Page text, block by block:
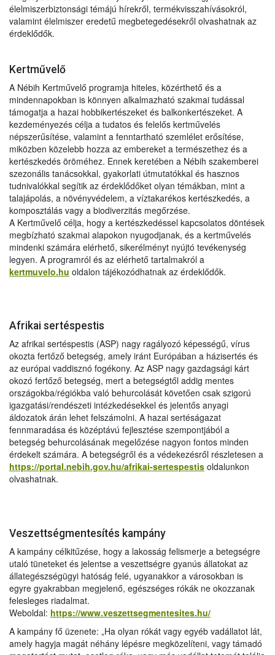
élelmiszerbiztonsági témájú hírekről, termékvisszahívásokról,
valamint élelmiszer eredetű megbetegedésekről olvashatnak az
érdeklődők.
Kertművelő
A Nébih Kertművelő programja hiteles, közérthető és a
mindennapokban is könnyen alkalmazható szakmai tudással
támogatja a hazai hobbikertészeket és balkonkertészeket. A
kezdeményezés célja a tudatos és felelős kertművelés
népszerűsítése, valamint a fenntartható szemlélet erősítése,
miközben közelebb hozza az embereket a természethez és a
kertészkedés öröméhez. Ennek keretében a Nébih szakemberei
szezonális tanácsokkal, gyakorlati útmutatókkal és hasznos
tudnivalókkal segítik az érdeklődőket olyan témákban, mint a
talajápolás, a növényvédelem, a víztakarékos kertészkedés, a
komposztálás vagy a biodiverzitás megőrzése.
A Kertművelő célja, hogy a kertészkedéssel kapcsolatos döntések
megbízható szakmai alapokon nyugodjanak, és a kertművelés
mindenki számára elérhető, sikerélményt nyújtó tevékenység
legyen. A programról és az elérhető tartalmakról a
kertmuvelo.hu oldalon tájékozódhatnak az érdeklődők.
Afrikai sertéspestis
Az afrikai sertéspestis (ASP) nagy ragályozó képességű, vírus
okozta fertőző betegség, amely iránt Európában a házisertés és
az európai vaddisznó fogékony. Az ASP nagy gazdagsági kárt
okozó fertőző betegség, mert a betegségtől addig mentes
országokba/régiókba való behurcolását követően csak szigorú
igazgatási/rendészeti intézkedésekkel és jelentős anyagi
áldozatok árán lehet felszámolni. A hazai sertéságazat
fennmaradása és középtávú fejlesztése szempontjából a
betegség behurcolásának megelőzése nagyon fontos minden
érdekelt számára. A betegségről és a védekezésről részletesen a
https://portal.nebih.gov.hu/afrikai-sertespestis oldalunkon
olvashatnak.
Veszettségmentesítés kampány
A kampány célkitűzése, hogy a lakosság felismerje a betegségre
utaló tüneteket és jelentse a veszettségre gyanús állatokat az
állategészségügyi hatóság felé, ugyanakkor a városokban is
egyre gyakrabban megjelenő, egészséges rókák ne okozzanak
felesleges riadalmat.
Weboldal: https://www.veszettsegmentesites.hu/
A kampány fő üzenete: „Ha olyan rókát vagy egyéb vadállatot lát,
amely hagyja magát néhány lépésre megközelíteni, vagy támadó